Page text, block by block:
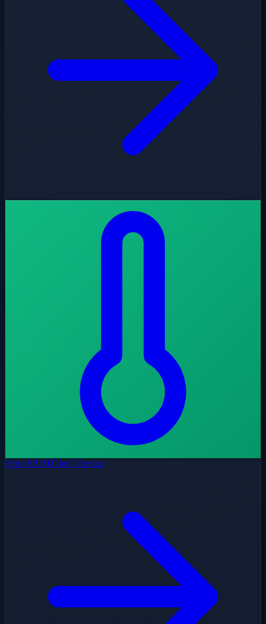
Série FBOTÓleo Térmico